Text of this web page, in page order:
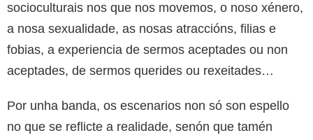
socioculturais nos que nos movemos, o noso xénero,
a nosa sexualidade, as nosas atraccións, filias e
fobias, a experiencia de sermos aceptades ou non
aceptades, de sermos querides ou rexeitades…
Por unha banda, os escenarios non só son espello
no que se reflicte a realidade, senón que tamén